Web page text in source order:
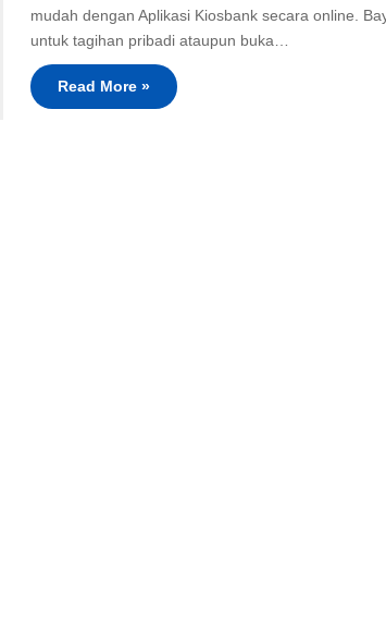
mudah dengan Aplikasi Kiosbank secara online.
untuk tagihan pribadi ataupun buka…
Read More »